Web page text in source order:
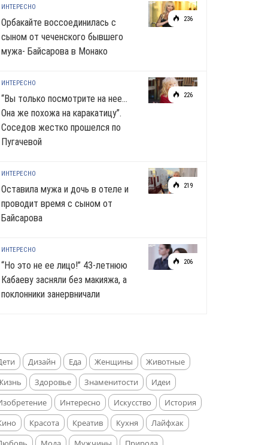
236
ИНТЕРЕСНО
Орбакайте воссоединилась с
сыном от чеченского бывшего
мужа- Байсарова в Монако
226
ИНТЕРЕСНО
“Вы только посмотрите на нее…
Она же похожа на каракатицу”.
Соседов жестко прошелся по
Пугачевой
219
ИНТЕРЕСНО
Оставила мужа и дочь в отеле и
проводит время с сыном от
Байсарова
206
ИНТЕРЕСНО
“Но это не ее лицо!” 43-летнюю
Кабаеву засняли без макияжа, а
поклонники занервничали
Дизайн Еда Женщины
Животные
Здоровье Знаменитости
Идеи
Интересно Искусство
История
Красота Креатив Кухня
Лайфхак